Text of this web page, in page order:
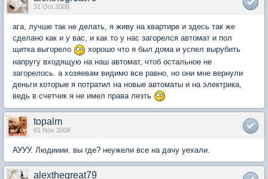
31 Oct 2008
ага, лучше так не делать, я живу на квартире и здесь так же
сделано как и у вас, и как то у нас загорелся автомат и пол
щитка выгорело
хорошо что я был дома и успел вырубить
напругу входящую на наш автомат, чтоб остальное не
загорелось. а хозяевам видимо все равно, но они мне вернули
деньги которые я потратил на новые автоматы и на электрика,
ведь в счетчик я не имел права лезть
topalm
01 Nov 2008
АУУУ. Людииии. вы где? неужели все на дачу уехали.
alexthegreat79